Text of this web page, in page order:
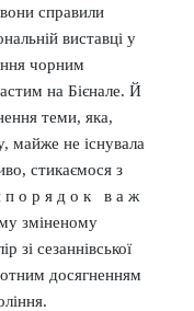
справили
виставці у
чорним
на Бієнале. Й
теми, яка,
майже не існувала
стикаємося з
п о р я д о к в а ж
зміненому
зі сезаннівської
досягненням